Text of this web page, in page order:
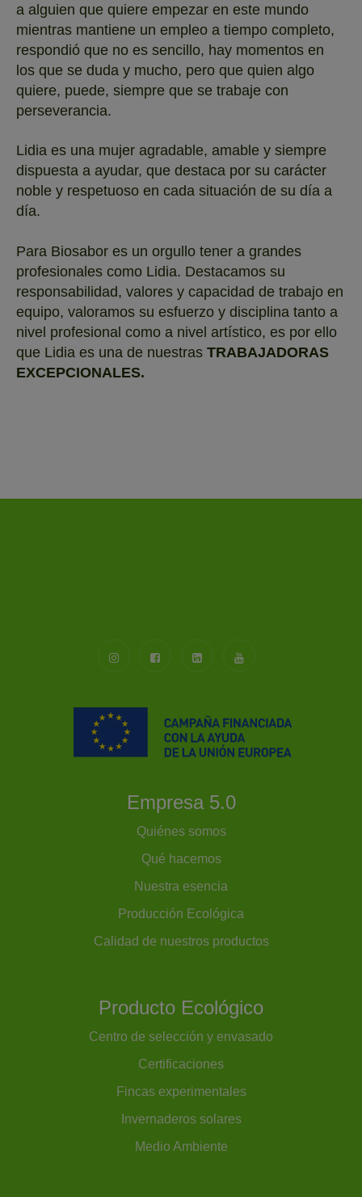
a alguien que quiere empezar en este mundo
mientras mantiene un empleo a tiempo completo,
respondió que no es sencillo, hay momentos en
los que se duda y mucho, pero que quien algo
quiere, puede, siempre que se trabaje con
perseverancia.
Lidia es una mujer agradable, amable y siempre
dispuesta a ayudar, que destaca por su carácter
noble y respetuoso en cada situación de su día a
día.
Para Biosabor es un orgullo tener a grandes
profesionales como Lidia. Destacamos su
responsabilidad, valores y capacidad de trabajo en
equipo, valoramos su esfuerzo y disciplina tanto a
nivel profesional como a nivel artístico, es por ello
que Lidia es una de nuestras TRABAJADORAS
EXCEPCIONALES.
Empresa 5.0
Quiénes somos
Qué hacemos
Nuestra esencia
Producción Ecológica
Calidad de nuestros productos
Producto Ecológico
Centro de selección y envasado
Certificaciones
Fincas experimentales
Invernaderos solares
Medio Ambiente